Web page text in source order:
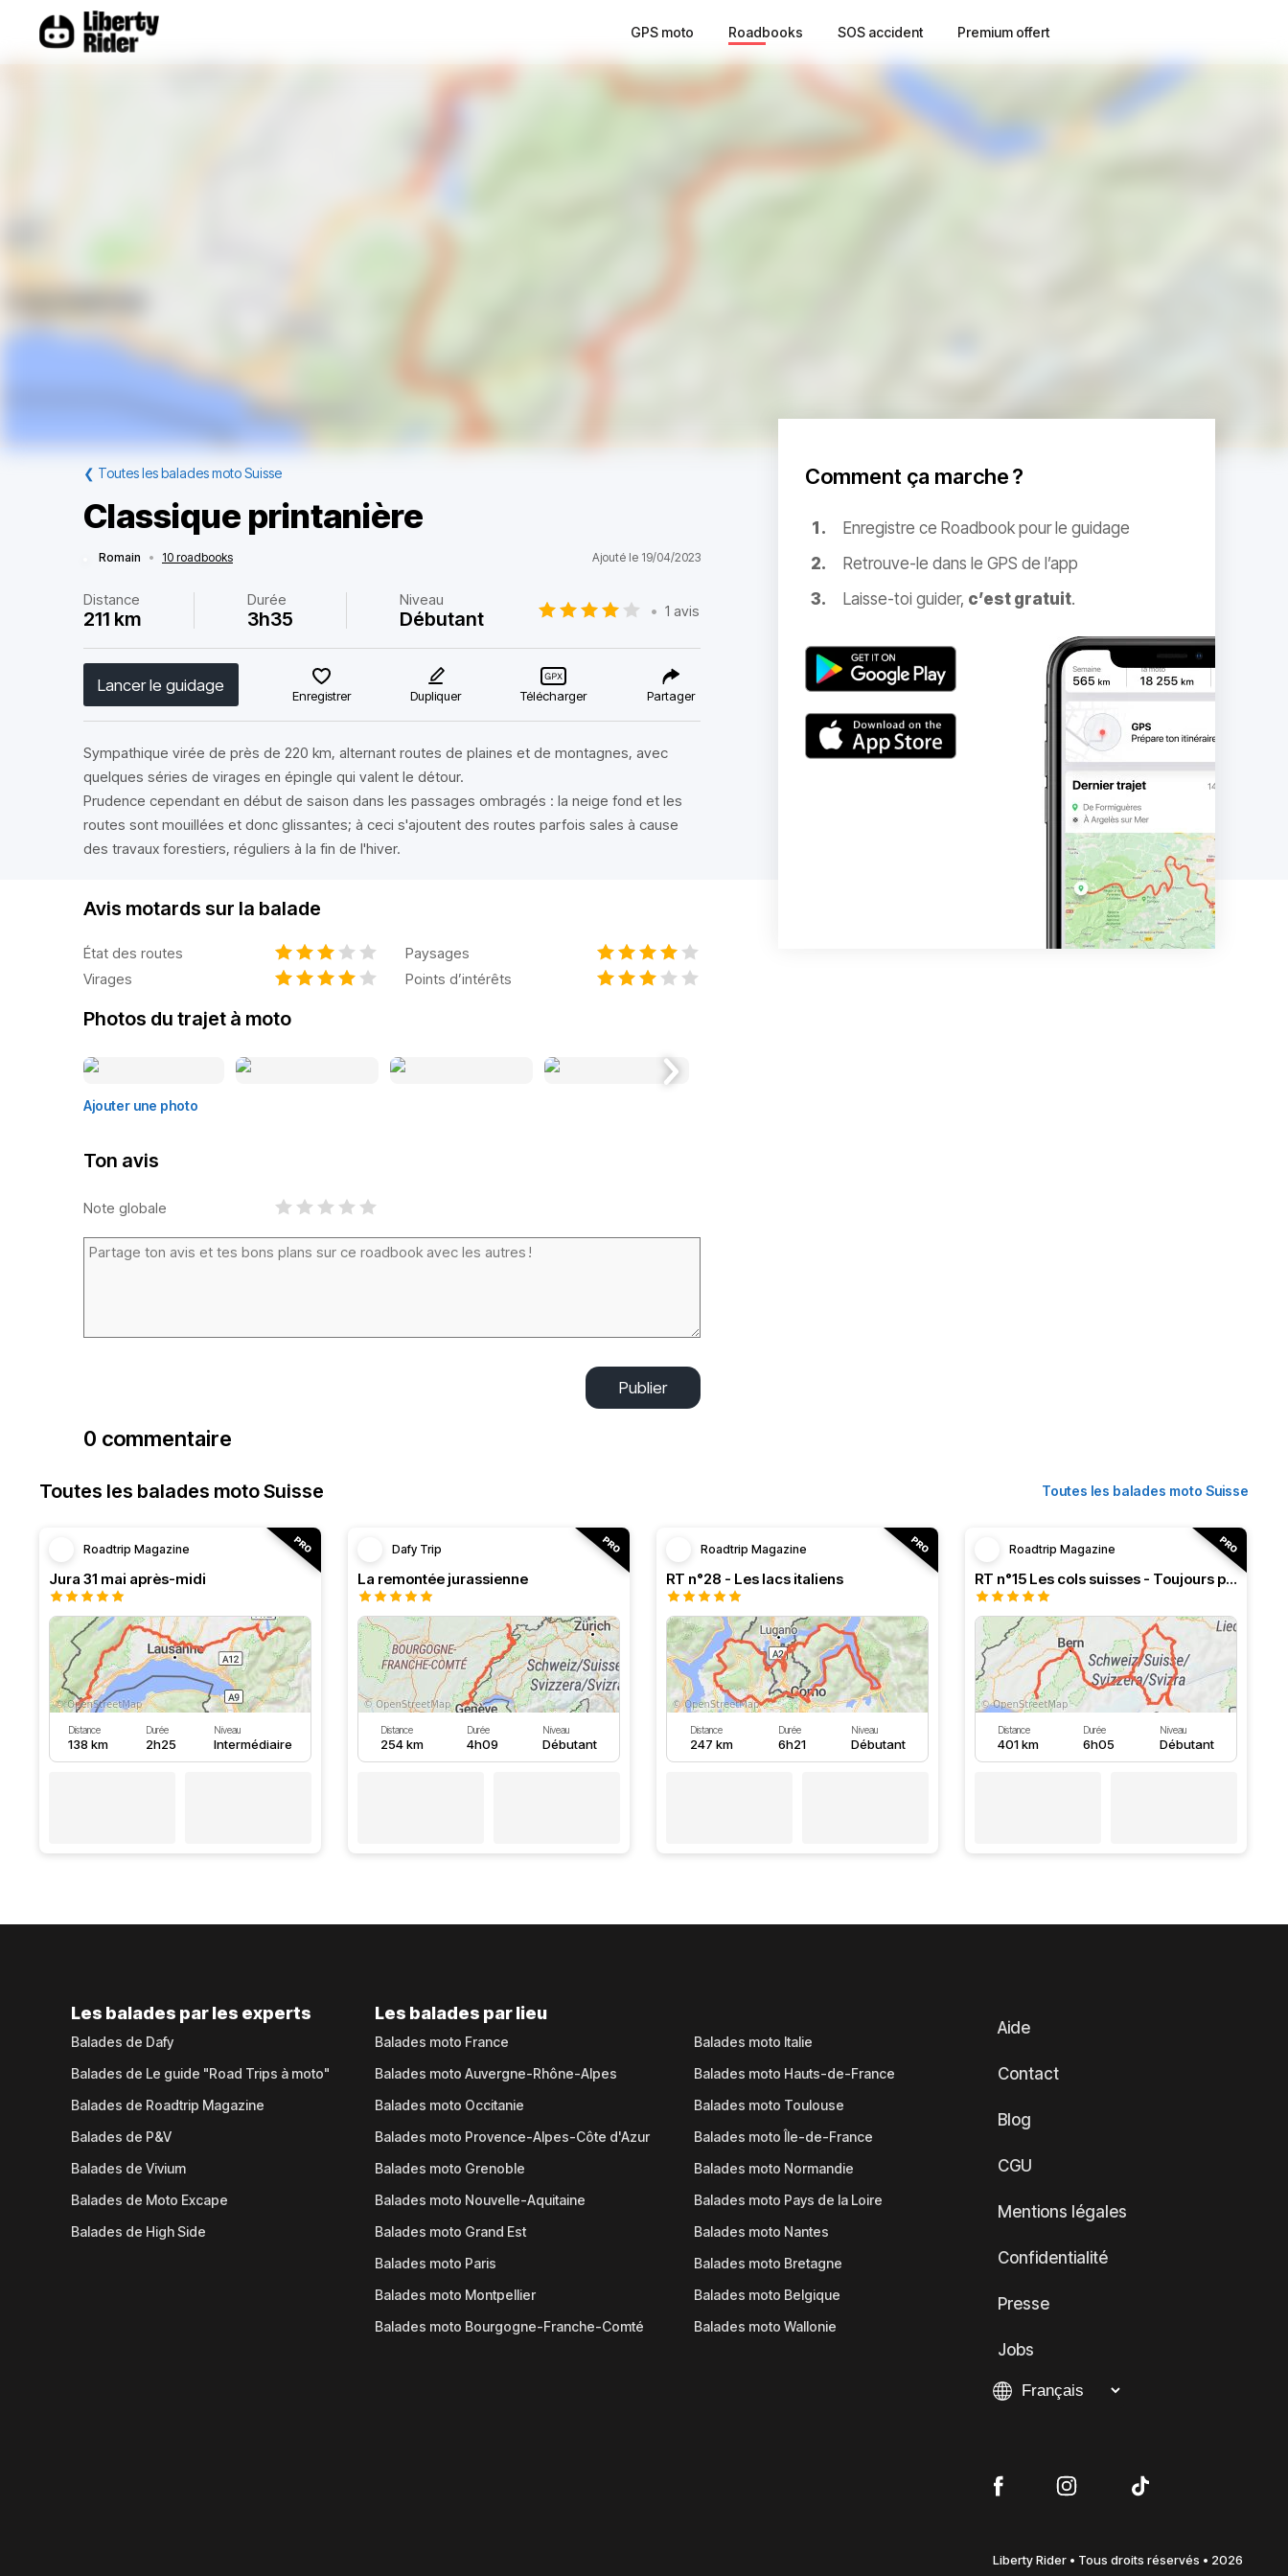
GPS moto Roadbooks SOS accident Premium offert
❮ Toutes les balades moto Suisse
Classique printanière
Romain • 10 roadbooks Ajouté le 19/04/2023
Distance
211 km
Durée
3h35
Niveau
Débutant • 1 avis
Lancer le guidage
Enregistrer Dupliquer Télécharger Partager
Sympathique virée de près de 220 km, alternant routes de plaines et de montagnes, avec
quelques séries de virages en épingle qui valent le détour.
Prudence cependant en début de saison dans les passages ombragés : la neige fond et les
routes sont mouillées et donc glissantes; à ceci s'ajoutent des routes parfois sales à cause
des travaux forestiers, réguliers à la fin de l'hiver.
Comment ça marche ?
Enregistre ce Roadbook pour le guidage
Retrouve-le dans le GPS de l’app
Laisse-toi guider, c’est gratuit.
Avis motards sur la balade
État des routes
Paysages
Virages
Points d’intérêts
Photos du trajet à moto
Ajouter une photo
Ton avis
Note globale
Publier
0 commentaire
Toutes les balades moto Suisse Toutes les balades moto Suisse
Roadtrip Magazine
Jura 31 mai après-midi
Distance
138 km
Durée
2h25
Niveau
Intermédiaire
Dafy Trip
La remontée jurassienne
Distance
254 km
Durée
4h09
Niveau
Débutant
Roadtrip Magazine
RT n°28 - Les lacs italiens
Distance
247 km
Durée
6h21
Niveau
Débutant
Roadtrip Magazine
RT n°15 Les cols suisses - Toujours plus haut !
Distance
401 km
Durée
6h05
Niveau
Débutant
Les balades par les experts
Balades de Dafy
Balades de Le guide "Road Trips à moto"
Balades de Roadtrip Magazine
Balades de P&V
Balades de Vivium
Balades de Moto Excape
Balades de High Side
Les balades par lieu
Balades moto France
Balades moto Auvergne-Rhône-Alpes
Balades moto Occitanie
Balades moto Provence-Alpes-Côte d'Azur
Balades moto Grenoble
Balades moto Nouvelle-Aquitaine
Balades moto Grand Est
Balades moto Paris
Balades moto Montpellier
Balades moto Bourgogne-Franche-Comté
Balades moto Italie
Balades moto Hauts-de-France
Balades moto Toulouse
Balades moto Île-de-France
Balades moto Normandie
Balades moto Pays de la Loire
Balades moto Nantes
Balades moto Bretagne
Balades moto Belgique
Balades moto Wallonie
Aide
Contact
Blog
CGU
Mentions légales
Confidentialité
Presse
Jobs
Liberty Rider • Tous droits réservés • 2026